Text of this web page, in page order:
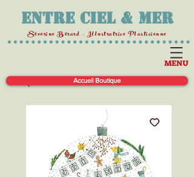
Entre Ciel & Mer
Séverine Bérard - Illustratrice Plasticienne
MENU
Accueil Boutique